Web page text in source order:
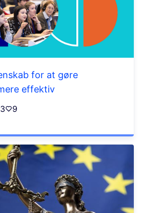
for at gøre
effektiv
3 9